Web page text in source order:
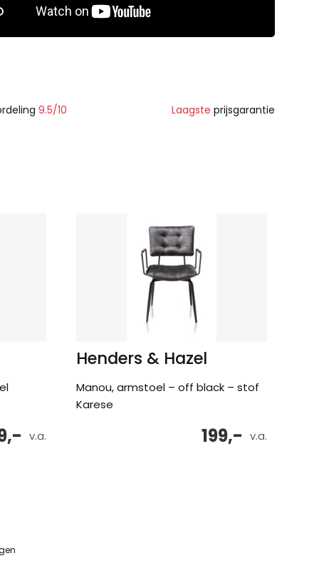
9.5/10 Laagste prijsgarantie
v.a.
Henders & Hazel
Manou, armstoel – off black – stof
Karese
v.a.
199,-